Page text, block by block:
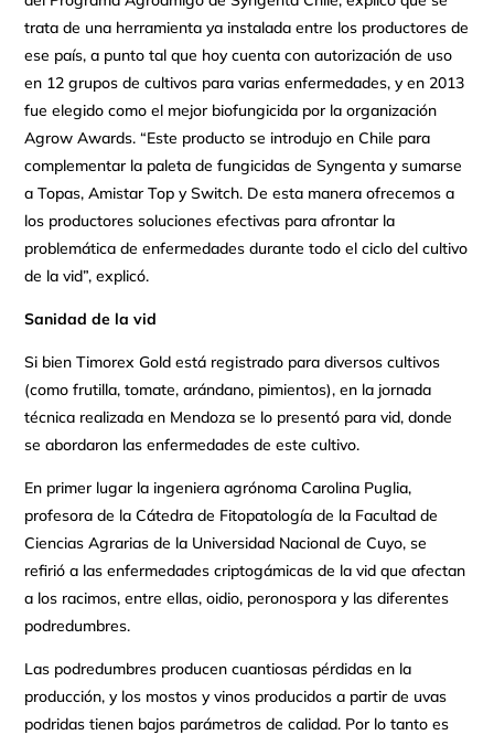
trata de una herramienta ya instalada entre los productores de
ese país, a punto tal que hoy cuenta con autorización de uso
en 12 grupos de cultivos para varias enfermedades, y en 2013
fue elegido como el mejor biofungicida por la organización
Agrow Awards. “Este producto se introdujo en Chile para
complementar la paleta de fungicidas de Syngenta y sumarse
a Topas, Amistar Top y Switch. De esta manera ofrecemos a
los productores soluciones efectivas para afrontar la
problemática de enfermedades durante todo el ciclo del cultivo
de la vid”, explicó.
Sanidad de la vid
Si bien Timorex Gold está registrado para diversos cultivos
(como frutilla, tomate, arándano, pimientos), en la jornada
técnica realizada en Mendoza se lo presentó para vid, donde
se abordaron las enfermedades de este cultivo.
En primer lugar la ingeniera agrónoma Carolina Puglia,
profesora de la Cátedra de Fitopatología de la Facultad de
Ciencias Agrarias de la Universidad Nacional de Cuyo, se
refirió a las enfermedades criptogámicas de la vid que afectan
a los racimos, entre ellas, oidio, peronospora y las diferentes
podredumbres.
Las podredumbres producen cuantiosas pérdidas en la
producción, y los mostos y vinos producidos a partir de uvas
podridas tienen bajos parámetros de calidad. Por lo tanto es